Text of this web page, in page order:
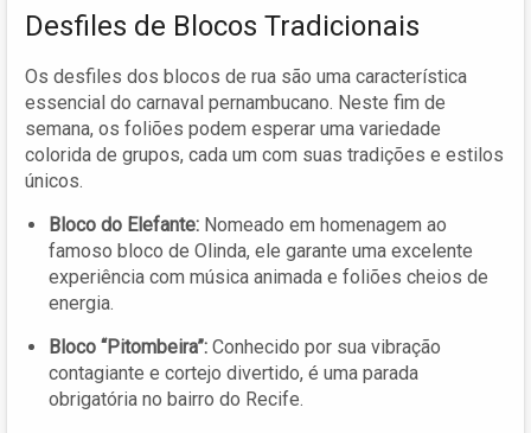
Desfiles de Blocos Tradicionais
Os desfiles dos blocos de rua são uma característica
essencial do carnaval pernambucano. Neste fim de
semana, os foliões podem esperar uma variedade
colorida de grupos, cada um com suas tradições e estilos
únicos.
Bloco do Elefante: Nomeado em homenagem ao
famoso bloco de Olinda, ele garante uma excelente
experiência com música animada e foliões cheios de
energia.
Bloco “Pitombeira”: Conhecido por sua vibração
contagiante e cortejo divertido, é uma parada
obrigatória no bairro do Recife.